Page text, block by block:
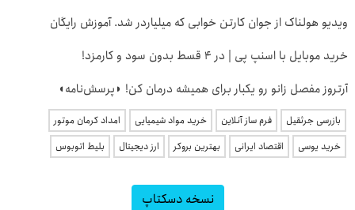
ویدیو هولناک از جوان کارتن خوابی که میلیاردر شد. آموزش رایگان
خرید موبایل با اسنپ پی | در ۴ قسط بدون سود و کارمزد!
آرتروز مفصل زانو رو یکبار برای همیشه درمان کن! ◗پرسش‌نامه◖
بازرسی جرثقیل فرم ساز آنلاین خرید مواد شیمیایی
امداد کرمان موتور
خرید یوسی
اقتصاد ایرانی بهترین بروکر ارز دیجیتال بلیط اتوبوس
نسخه دسکتاپ